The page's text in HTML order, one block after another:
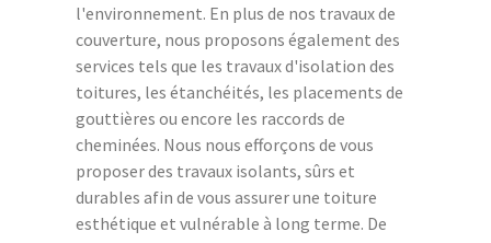
l'environnement. En plus de nos travaux de
couverture, nous proposons également des
services tels que les travaux d'isolation des
toitures, les étanchéités, les placements de
gouttières ou encore les raccords de
cheminées. Nous nous efforçons de vous
proposer des travaux isolants, sûrs et
durables afin de vous assurer une toiture
esthétique et vulnérable à long terme. De